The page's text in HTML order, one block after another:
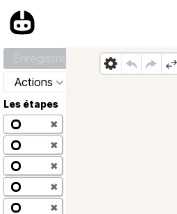
Actions
Les étapes
✖
✖
✖
✖
✖